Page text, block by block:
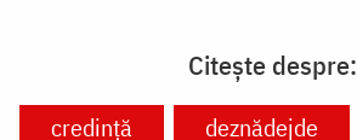
Citește despre:
credință deznădejde